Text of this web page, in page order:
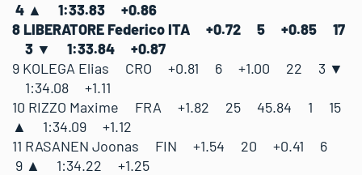
4 ▲ 1:33.83 +0.86
8 LIBERATORE Federico ITA +0.72 5 +0.85 17
3 ▼ 1:33.84 +0.87
9 KOLEGA Elias CRO +0.81 6 +1.00 22 3 ▼
1:34.08 +1.11
10 RIZZO Maxime FRA +1.82 25 45.84 1 15
▲ 1:34.09 +1.12
11 RASANEN Joonas FIN +1.54 20 +0.41 6
9 ▲ 1:34.22 +1.25